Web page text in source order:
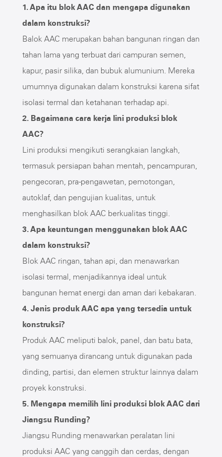
1. Apa itu blok AAC dan mengapa digunakan
dalam konstruksi?
Balok AAC merupakan bahan bangunan ringan dan
tahan lama yang terbuat dari campuran semen,
kapur, pasir silika, dan bubuk alumunium. Mereka
umumnya digunakan dalam konstruksi karena sifat
isolasi termal dan ketahanan terhadap api.
2. Bagaimana cara kerja lini produksi blok
AAC?
Lini produksi mengikuti serangkaian langkah,
termasuk persiapan bahan mentah, pencampuran,
pengecoran, pra-pengawetan, pemotongan,
autoklaf, dan pengujian kualitas, untuk
menghasilkan blok AAC berkualitas tinggi.
3. Apa keuntungan menggunakan blok AAC
dalam konstruksi?
Blok AAC ringan, tahan api, dan menawarkan
isolasi termal, menjadikannya ideal untuk
bangunan hemat energi dan aman dari kebakaran.
4. Jenis produk AAC apa yang tersedia untuk
konstruksi?
Produk AAC meliputi balok, panel, dan batu bata,
yang semuanya dirancang untuk digunakan pada
dinding, partisi, dan elemen struktur lainnya dalam
proyek konstruksi.
5. Mengapa memilih lini produksi blok AAC dari
Jiangsu Runding?
Jiangsu Runding menawarkan peralatan lini
produksi AAC yang canggih dan cerdas, dengan